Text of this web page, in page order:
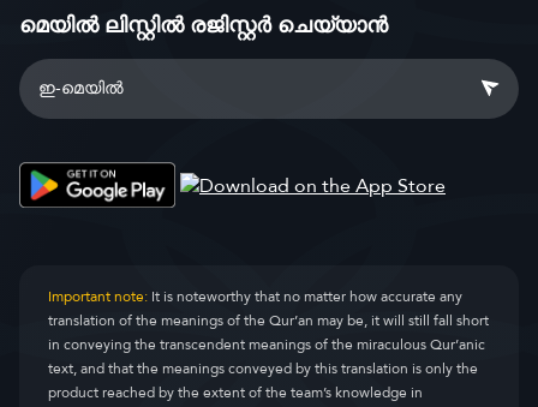
മെയിൽ ലിസ്റ്റിൽ രജിസ്റ്റർ ചെയ്യാൻ
Important note:It is noteworthy that no matter how accurate any
translation of the meanings of the Qur’an may be, it will still fall short
in conveying the transcendent meanings of the miraculous Qur’anic
text, and that the meanings conveyed by this translation is only the
product reached by the extent of the team’s knowledge in